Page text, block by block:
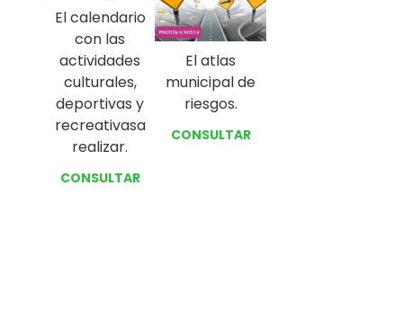
El calendario
con las
actividades
culturales,
deportivas y
recreativasa
realizar.
CONSULTAR
El atlas
municipal de
riesgos.
CONSULTAR